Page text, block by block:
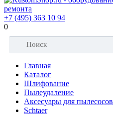
+7 (495) 363 10 94
0
Главная
Каталог
Шлифование
Пылеудаление
Аксесуары для пылесосов
Schtaer